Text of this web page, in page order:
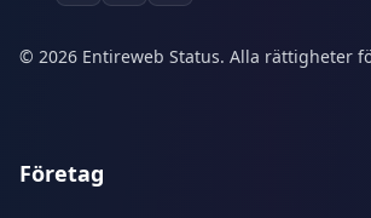
© 2026 Entireweb Status. Alla rättigheter
Företag